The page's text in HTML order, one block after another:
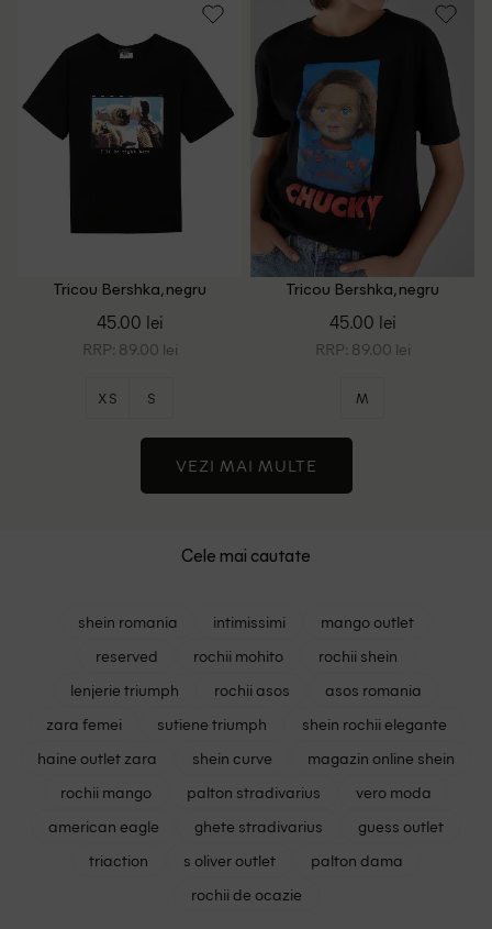
Tricou Bershka, negru
45.00 lei
RRP: 89.00 lei
XS S
Tricou Bershka, negru
45.00 lei
RRP: 89.00 lei
M
VEZI MAI MULTE
Cele mai cautate
shein romania intimissimi
mango outlet
reserved
rochii mohito
rochii shein
lenjerie triumph
rochii asos
asos romania
zara femei
sutiene triumph
shein rochii elegante
haine outlet zara
shein curve
magazin online shein
rochii mango
palton stradivarius
vero moda
american eagle
ghete stradivarius
guess outlet
triaction
s oliver outlet
palton dama
rochii de ocazie